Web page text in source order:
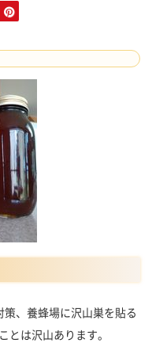
、養蜂場に沢山巣を貼る
とは沢山あります。